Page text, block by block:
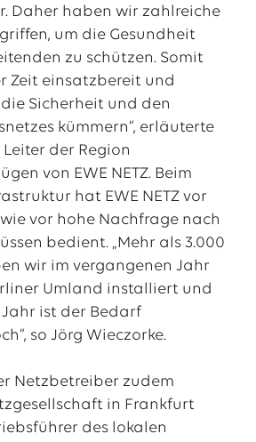
Daher haben wir zahlreiche
um die Gesundheit
zu schützen. Somit
Zeit einsatzbereit und
Sicherheit und den
kümmern“, erläuterte
der Region
von EWE NETZ. Beim
hat EWE NETZ vor
vor hohe Nachfrage nach
bedient. „Mehr als 3.000
wir im vergangenen Jahr
Umland installiert und
ist der Bedarf
so Jörg Wieczorke.
Netzbetreiber zudem
in Frankfurt
des lokalen